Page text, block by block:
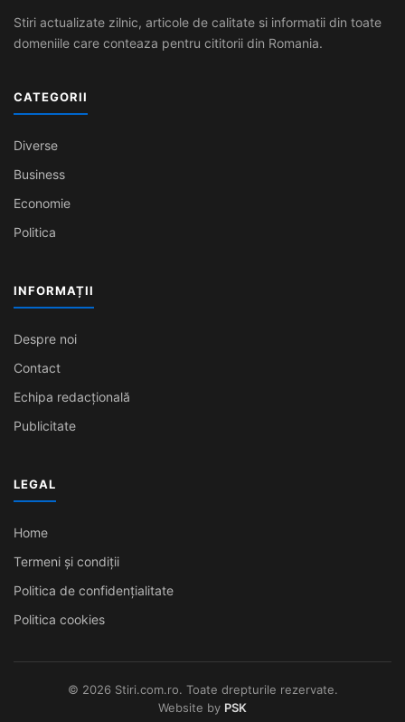
Stiri actualizate zilnic, articole de calitate si informatii din toate
domeniile care conteaza pentru cititorii din Romania.
CATEGORII
Diverse
Business
Economie
Politica
INFORMAȚII
Despre noi
Contact
Echipa redacțională
Publicitate
LEGAL
Home
Termeni și condiții
Politica de confidențialitate
Politica cookies
© 2026 Stiri.com.ro. Toate drepturile rezervate.
Website by PSK